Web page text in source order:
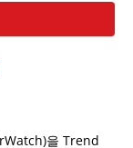
을 Trend